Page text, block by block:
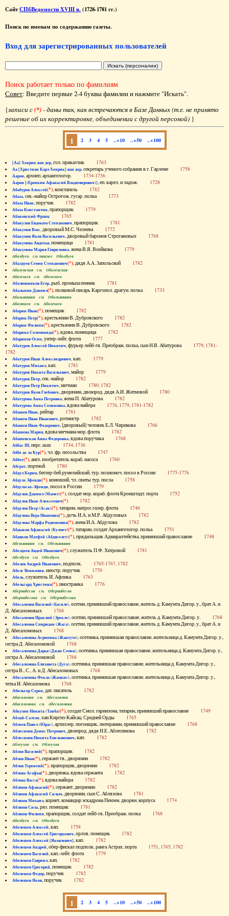
СайтСПбВедомости XVIII в. (1728-1781 гг.)
Поиск по именам по содержанию газеты.
Вход для зарегистрированных пользователей
Поиск работает только по фамилиям
Совет: Введите первые 2-4 буквы фамилии и нажмите "Искать".
{записи с(*)- даны так, как встречаются в Базе Данных (т.е. не принято
решение об их корректировке, объединении с другой персоной) }
1 2 3 4 5 ..+10 ..+50 ..+100
[Аа] Хенрик ван дер, гол. приказчик 1763
Аа [Христиан Карл Хенрик] ван дер, секретарь ученого собрания в г. Гарлеме 1758
Аарон, архиеп. архангелогор. 1734-1736
Аарон [(Еропкин Афанасий Владимирович)], еп. карел. и ладож. 1728
Абабуров Алексей(*), констапель 1782
Абаза, сек.-майор Острогож. гусар. полка 1773
Абаза Иван, поручик 1782
Абаза Константин, прапорщик 1779
Абаковский Франц 1765
Абакулов Евдоким Степанович, прапорщик 1781
Абакумов Влас, дворовый М.С. Челеева 1772
Абакумов Яков Васильевич, дворовый баронов Строгановых 1768
Абакумова Авдотья, помещица 1781
Абакумова Мария Гавриловна, жена В.Я. Воейкова 1779
Абалдуев см. также Оболдуев
Абалдуев Семен Степанович(*), дядя А.А. Запольской 1782
Абаленская см. Оболенская
Абалешев см. Аболешев
Абалишников Егор, рыб. промышленник 1781
Абалыхин Даниил(*), полковой писарь Каргопол. драгун. полка 1733
Абальянинов см. Обольянинов
Абаляшев см. Аболешев
Абарин Иван(*), помещик 1782
Абарин Петр(*), крестьянин В. Дубровского 1782
Абарин Филипп(*), крестьянин В. Дубровского 1782
Абарина Соломонида(*), вдова, помещица 1782
Абаринов Осип, унтер-лейт. флота 1777
Абатуров Алексей Никитич, фурьер лейб-гв. Преображ. полка, сын Н.В. Абатурова 1779, 1781-
1782
Абатуров Иван Александрович, кап. 1779
Абатуров Михаил, кап. 1781
Абатуров Никита Васильевич, майор 1779
Абатуров Петр, сек.-майор 1782
Абатуров Петр Никитич, мичман 1780, 1782
Абатуров Яков Глебович, дворянин, двоюрод. дядя А.И. Житновой 1780
Абатурова Анна Петровна, жена П. Абатурова 1782
Абатурова Анна Семеновна, вдова майора 1776, 1779, 1781-1782
Абашев Иван, рейтар 1781
Абашев Иван Иванович, ротмистр 1782
Абашев Иван Федорович, [дворовый] человек Е.Л. Чирикова 1766
Абашева Мария, вдова мичмана мор. флота 1782
Абашевская Анна Федоровна, вдова поручика 1768
Аббас III, перс. шах 1734, 1736
Аббе де ла Кур(*), чл. фр. посольства 1747
Аббот(*), англ. изобретатель кораб. насоса 1760
Абграт, портной 1780
Абдул Керим, беглер-бей румелийский, тур. полномоч. посол в России 1775-1776
Абдула Эфенди(*), конюший, чл. свиты тур. посла 1758
Абдуласах-Эфенди, посол в России 1779
Абдулов Даниил (Мамет)(*), солдат мор. кораб. флота Кронштадт. порта 1752
Абдулов Иван Алексеевич(*) 1782
Абдулов Петр (Асак)(*), татарин, матрос галер. флота 1746
Абдулова Вера Ивановна(*), дочь И.А. и М.Р. Абдуловых 1782
Абдулова Марфа Родионовна(*), жена И.А. Абдулова 1782
Абдыков Афанасий (Кулмет)(*), татарин, солдат Архангелогор. полка 1751
Абдяков Матфей (Абдяселет)(*), прядильщик Адмиралтейства, принявший православие 1748
Абезьянинов см. Обезьянинов
Абелдеев Авдей Иванович(*), служитель П.Ф. Хитровой 1781
Абелдуев см. Оболдуев
Абелов Андрей Иванович, подполк. 1765-1767, 1782
Абелс Вениамин, иностр. поручик 1770
Абель, служитель И. Афлика 1763
Абельгард Христина(*), иностранка 1776
Абернибесов см. Обернибесов
Абернибесова см. Обернибесова
Абесаломов Василий (Басиле), осетин, принявший православие, житель д. Камумта Дигор. у., брат А. и
Д. Абесаломовых 1768
Абесаломов Ираклий (Эрекле), осетин, принявший православие, житель д. Камумта Дигор. у. 1768
Абесаломов Спиридон (Жага), осетин, принявший православие, житель д. Камумта Дигор. у., брат А. и
Д. Абесаломовых 1768
Абесаломова Агрипина (Жантуте), осетинка, принявшая православие, жительница д. Камумта Дигор. у.,
сестра Д. Абесаломовой 1768
Абесаломова Дарья (Джан Семен), осетинка, принявшая православие, жительница д. Камумта Дигор. у.,
сестра А. Абесаломовой 1768
Абесаломова Елизавета (Дуга), осетинка, принявшая православие, жительница д. Камумта Дигор. у.,
сестра В., С., А. и Д. Абесаломовых 1768
Абесаломова Фекла (Жамкис), осетинка, принявшая православие, жительница д. Камумта Дигор. у.,
тетка И. Абесаломова 1768
Абильгор Серен, дат. писатель 1782
Абисаломов см. Абесаломов
Абисаломова см. Абесаломова
Абкузин Никита (Танба)(*), солдат Смол. гарнизона, татарин, принявший православие 1749
Аблай-Салтан, хан Киргиз-Кайсац. Средней Орды 1765
Аблеев Павел (Юрас), артиллер. погонщик, лютеранин, принявший православие 1768
Аблесимов Денис Петрович, двоюрод. дядя Н.Е. Аблесимова 1782
Аблесимов Никита Емельянович, кап. 1782
Аблеухов см. Облеухов
Аблов Василий(*), прапорщик 1782
Аблов Иван(*), сержант гв., дворянин 1782
Аблов Терентий(*), прапорщик, дворянин 1782
Аблова Агафья(*), дворянка, вдова сержанта 1782
Аблова Васса(*), вдова майора 1782
Аблязов Афанасий(*), сержант, дворянин 1782
Аблязов Афанасий Силыч, дворянин, сын С. Аблязова 1781
Аблязов Михаил, корнет, командир эскадрона Пензен. дворян. корпуса 1774
Аблязов Сила, ряз. помещик 1781
Аблязов Филипп, прапорщик, солдат лейб-гв. Преображ. полка 1768
Аболдуев см. Оболдуев
Аболешев Алексей, кап. 1758
Аболешев Алексей Григорьевич, орлов. помещик 1782
Аболешев Алексей [Яковлевич], кап. 1782
Аболешев Андрей, обер-фискал подполк. ранга Астрах. порта 1751, 1765, 1782
Аболешев Василий, кап.-лейт. флота 1779
Аболешев Гавриил, кап. 1782
Аболешев Григорий, помещик 1782
Аболешев Федор, поручик 1782
Аболешев Яков, поручик 1782
1 2 3 4 5 ..+10 ..+50 ..+100